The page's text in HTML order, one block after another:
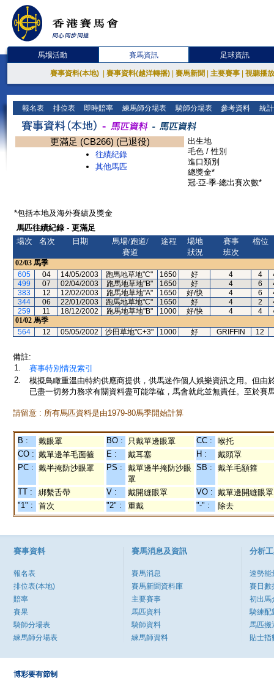
馬場活動 賽馬資訊 足球資訊
賽事資料(本地) 賽事資料(越洋轉播) 賽馬新聞 主要賽事 視聽播
報名表 排位表 即時賠率 練馬師分場表 騎師分場表 參考資料 統
更滿足 (CB266) (已退役)
往績紀錄
其他馬匹
出生地
毛色 / 性別
進口類別
總獎金*
冠-亞-季-總出賽次數*
*包括本地及海外賽績及獎金
馬匹往績紀錄 - 更滿足
場次
名次 日期
馬場/跑道/
賽道
途程
場地
狀況
賽事
班次
檔位
02/03 馬季
605
04 14/05/2003 跑馬地草地"C" 1650 好 4 4
499
07 02/04/2003 跑馬地草地"B" 1650 好 4 6
383
12 12/02/2003 跑馬地草地"A" 1650 好/快 4 6
344
06 22/01/2003 跑馬地草地"C" 1650 好 4 2
259
11 18/12/2002 跑馬地草地"B" 1000 好/快 4 4
01/02 馬季
564
12 05/05/2002 沙田草地"C+3" 1000 好 GRIFFIN 12
備註:
1.
賽事特別情況索引
2.
模擬鳥瞰重溫由特約供應商提供，供馬迷作個人娛樂資訊之用。但
已盡一切努力務求有關資料盡可能準確，馬會就此並無責任。至於賽
請留意 : 所有馬匹資料是由1979-80馬季開始計算
B : 戴眼罩 BO : 只戴單邊眼罩 CC :
喉托
CO : 戴單邊羊毛面箍 E : 戴耳塞 H :
戴頭罩
PC : 戴半掩防沙眼罩 PS :
戴單邊半掩防沙眼
罩
SB : 戴羊毛額箍
TT : 綁繫舌帶 V : 戴開縫眼罩 VO : 戴單邊開縫眼罩
"1" :
首次 "2" : 重戴 "-" : 除去
賽事資料
報名表
排位表(本地)
賠率
賽果
騎師分場表
練馬師分場表
賽馬消息及資訊
賽馬消息
賽馬新聞資料庫
主要賽事
馬匹資料
騎師資料
練馬師資料
分析
速勢能
賽日數
初出馬
騎練配
馬匹搬
貼士指
博彩要有節制